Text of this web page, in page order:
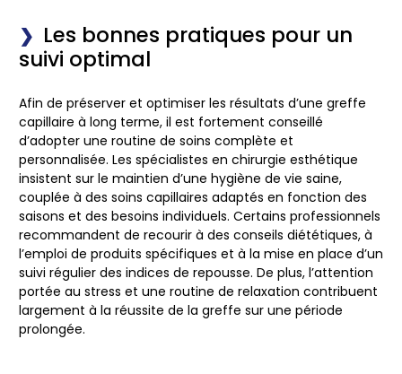
Les bonnes pratiques pour un
suivi optimal
Afin de préserver et optimiser les résultats d’une greffe
capillaire à long terme, il est fortement conseillé
d’adopter une routine de soins complète et
personnalisée. Les spécialistes en chirurgie esthétique
insistent sur le maintien d’une hygiène de vie saine,
couplée à des soins capillaires adaptés en fonction des
saisons et des besoins individuels. Certains professionnels
recommandent de recourir à des conseils diététiques, à
l’emploi de produits spécifiques et à la mise en place d’un
suivi régulier des indices de repousse. De plus, l’attention
portée au stress et une routine de relaxation contribuent
largement à la réussite de la greffe sur une période
prolongée.